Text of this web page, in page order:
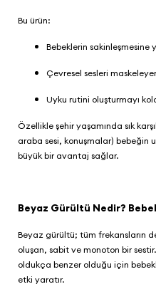
Bu ürün:
Bebeklerin sakinleşmesine
Çevresel sesleri
Uyku rutini oluşturmayı
Özellikle şehir yaşamında sık
araba sesi, konuşmalar) bebeğin
büyük bir avantaj sağlar.
Beyaz Gürültü Nedir?
Beyaz gürültü; tüm frekansların
oluşan, sabit ve monoton bir
oldukça benzer olduğu için
etki yaratır.